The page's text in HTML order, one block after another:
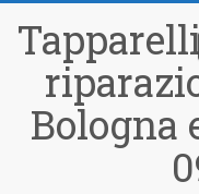
contenuto
Bologna